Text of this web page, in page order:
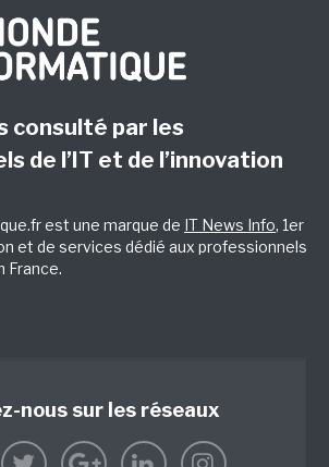
consulté par les
de l’IT et de l’innovation
est une marque de IT News Info, 1er
et de services dédié aux professionnels
France.
nous sur les réseaux